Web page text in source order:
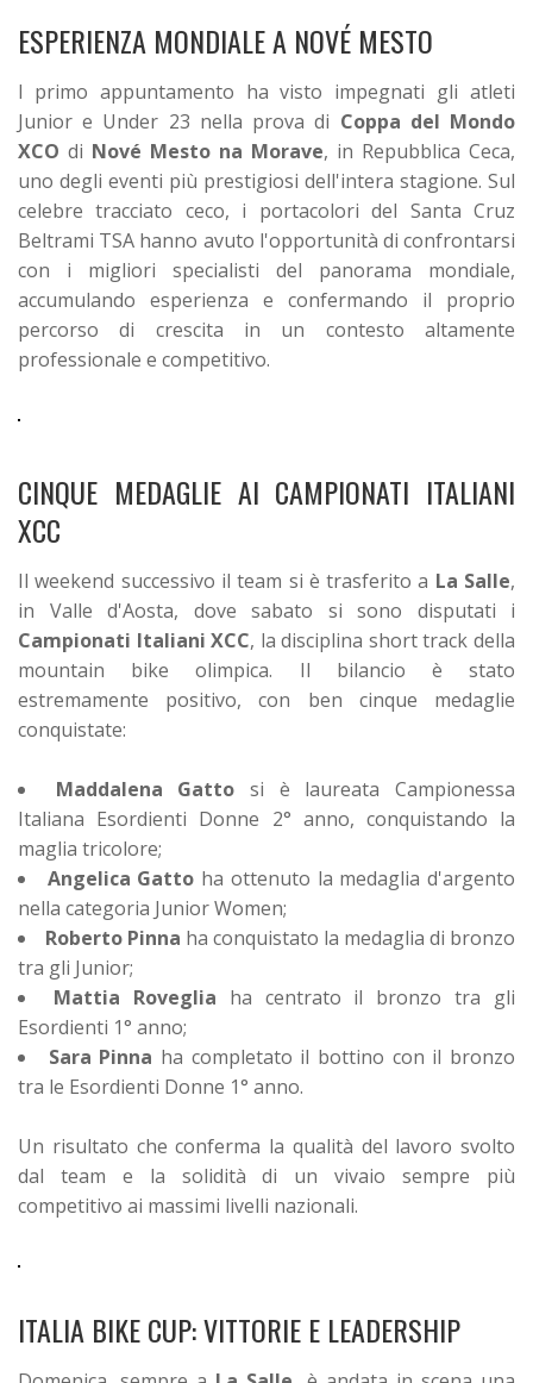
ESPERIENZA MONDIALE A NOVÉ MESTO
l primo appuntamento ha visto impegnati gli atleti
Junior e Under 23 nella prova di Coppa del Mondo
XCO di Nové Mesto na Morave, in Repubblica Ceca,
uno degli eventi più prestigiosi dell'intera stagione. Sul
celebre tracciato ceco, i portacolori del Santa Cruz
Beltrami TSA hanno avuto l'opportunità di confrontarsi
con i migliori specialisti del panorama mondiale,
accumulando esperienza e confermando il proprio
percorso di crescita in un contesto altamente
professionale e competitivo.
CINQUE MEDAGLIE AI CAMPIONATI ITALIANI
XCC
Il weekend successivo il team si è trasferito a La Salle,
in Valle d'Aosta, dove sabato si sono disputati i
Campionati Italiani XCC, la disciplina short track della
mountain bike olimpica. Il bilancio è stato
estremamente positivo, con ben cinque medaglie
conquistate:
Maddalena Gatto si è laureata Campionessa
Italiana Esordienti Donne 2° anno, conquistando la
maglia tricolore;
Angelica Gatto ha ottenuto la medaglia d'argento
nella categoria Junior Women;
Roberto Pinna ha conquistato la medaglia di bronzo
tra gli Junior;
Mattia Roveglia ha centrato il bronzo tra gli
Esordienti 1° anno;
Sara Pinna ha completato il bottino con il bronzo
tra le Esordienti Donne 1° anno.
Un risultato che conferma la qualità del lavoro svolto
dal team e la solidità di un vivaio sempre più
competitivo ai massimi livelli nazionali.
ITALIA BIKE CUP: VITTORIE E LEADERSHIP